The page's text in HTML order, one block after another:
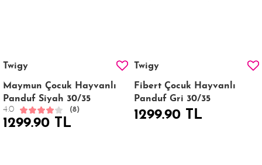
Twigy
Maymun Çocuk Hayvanlı
Panduf Siyah 30/35
4.0 (8)
1299.90 TL
Twigy
Fibert Çocuk Hayvanlı
Panduf Gri 30/35
1299.90 TL